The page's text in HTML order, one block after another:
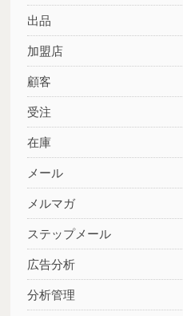
出品
加盟店
顧客
受注
在庫
メール
メルマガ
ステップメール
広告分析
分析管理